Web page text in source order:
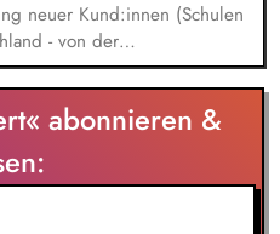
neuer Kund:innen (Schulen
- von der
Dabei arbeitest
Leads als auch mit
in einem typischen Sales-
Außerdem repräsentierst du
Veranstaltungen im
dazu bei, unsere Marke in
abonnieren &